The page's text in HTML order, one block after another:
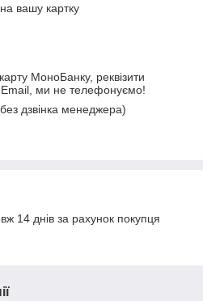
вашу картку
МоноБанку, реквізити
ми не телефонуємо!
дзвінка менеджера)
14 днів за рахунок покупця